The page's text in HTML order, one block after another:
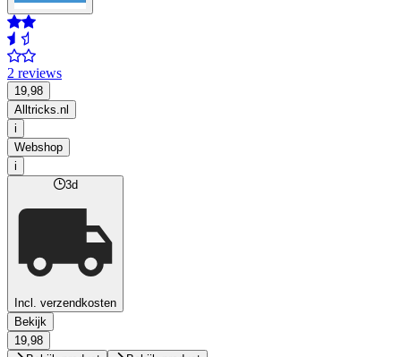
2 reviews
19,98
Alltricks.nl
i
Webshop
i
3d
Incl. verzendkosten
Bekijk
19,98